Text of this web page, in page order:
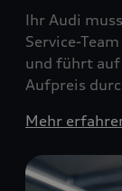
Ihr Audi
Service-
und führt auf
Aufpreis
Mehr